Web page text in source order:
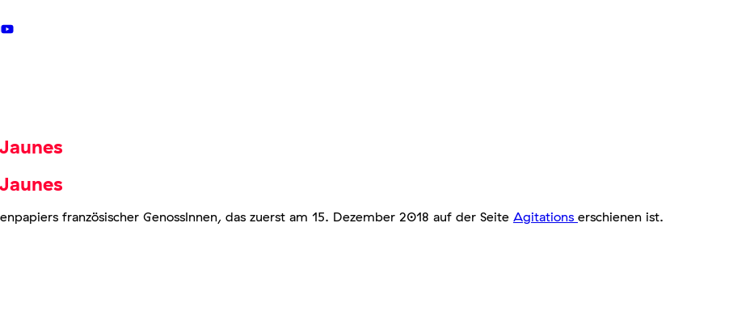
französischer GenossInnen, das zuerst am 15. Dezember 2018 auf der Seite Agitations erschienen ist.